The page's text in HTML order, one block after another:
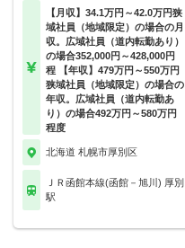
【月収】34.1万円～42.0万円狭
域社員（地域限定）の場合の月
収。広域社員（道内転勤あり）
の場合352,000円～428,000円
程 【年収】479万円～550万円
狭域社員（地域限定）の場合の
年収。広域社員（道内転勤あ
り）の場合492万円～580万円
程度
北海道 札幌市厚別区
ＪＲ函館本線(函館－旭川) 厚別
駅